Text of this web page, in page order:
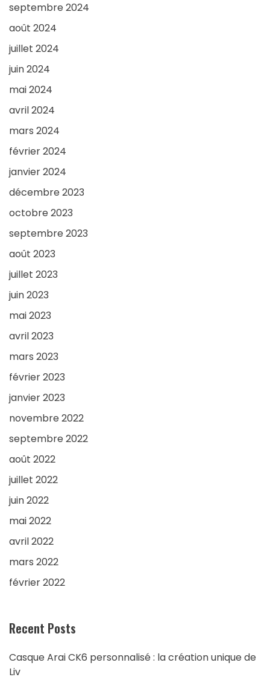
septembre 2024
août 2024
juillet 2024
juin 2024
mai 2024
avril 2024
mars 2024
février 2024
janvier 2024
décembre 2023
octobre 2023
septembre 2023
août 2023
juillet 2023
juin 2023
mai 2023
avril 2023
mars 2023
février 2023
janvier 2023
novembre 2022
septembre 2022
août 2022
juillet 2022
juin 2022
mai 2022
avril 2022
mars 2022
février 2022
Recent Posts
Casque Arai CK6 personnalisé : la création unique de
Liv